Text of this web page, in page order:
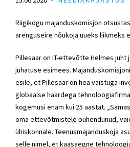
Riigikogu majanduskomisjon
arenguseire nõukoja uueks liikmeks
Pillesaar on IT-ettevõtte Helmes juht
juhatuse esimees.
esile, et Pillesaar on hea vaistuga
globaalse haardega
kogemusi enam kui 25 aastat.
oma ettevõtmistele pühendunud,
ühiskonnale. Teenusmajanduskoja
selle nimel, et kaasaegne